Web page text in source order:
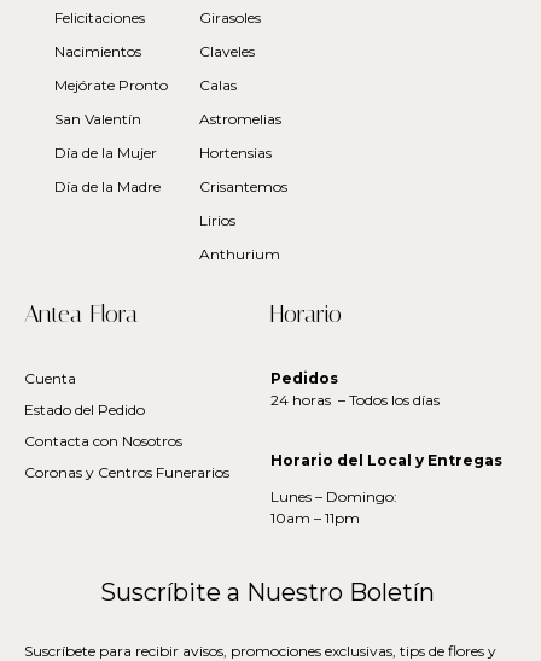
Felicitaciones
Nacimientos
Mejórate Pronto
San Valentín
Día de la Mujer
Día de la Madre
Girasoles
Claveles
Calas
Astromelias
Hortensias
Crisantemos
Lirios
Anthurium
Antea Flora
Cuenta
Estado del Pedido
Contacta con Nosotros
Coronas y Centros Funerarios
Horario
Pedidos
24 horas – Todos los días
Horario del Local y Entregas
Lunes – Domingo:
10am – 11pm
Suscríbite a Nuestro Boletín
Suscríbete para recibir avisos, promociones exclusivas, tips de flores y